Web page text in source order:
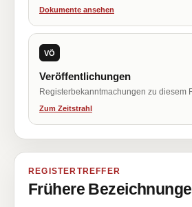
Dokumente ansehen
VÖ
Veröffentlichungen
Registerbekanntmachungen zu diesem
Zum Zeitstrahl
REGISTERTREFFER
Frühere